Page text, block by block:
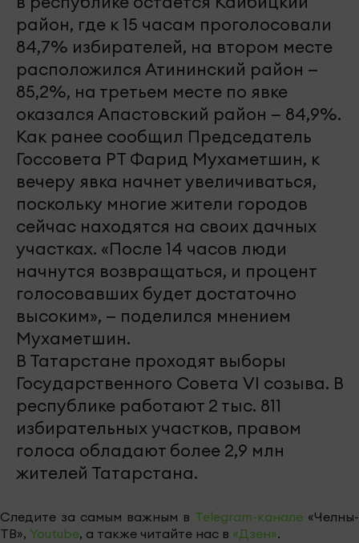
район, где к 15 часам проголосовали
84,7% избирателей, на втором месте
расположился Атининский район —
85,2%, на третьем месте по явке
оказался Апастовский район — 84,9%.
Как ранее сообщил Председатель
Госсовета РТ Фарид Мухаметшин, к
вечеру явка начнет увеличиваться,
поскольку многие жители городов
сейчас находятся на своих дачных
участках. «После 14 часов люди
начнутся возвращаться, и процент
голосовавших будет достаточно
высоким», — поделился мнением
Мухаметшин.
В Татарстане проходят выборы
Государственного Совета VI созыва. В
республике работают 2 тыс. 811
избирательных участков, правом
голоса обладают более 2,9 млн
жителей Татарстана.
Следите за самым важным в Telegram-канале «Челны-
ТВ», Youtube, а также читайте нас в «Дзен».